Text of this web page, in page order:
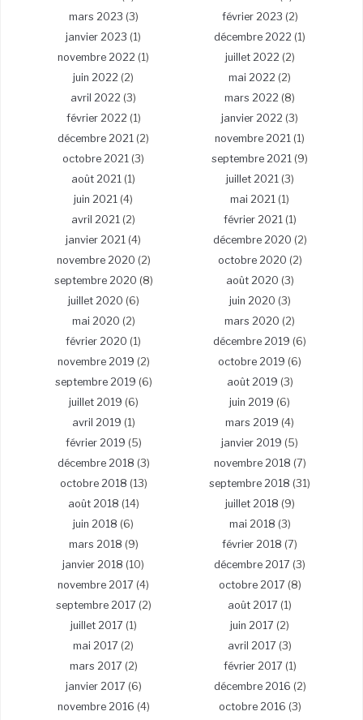
mars 2023 (3) février 2023 (2)
janvier 2023 (1) décembre 2022 (1)
novembre 2022 (1) juillet 2022 (2)
juin 2022 (2) mai 2022 (2)
avril 2022 (3) mars 2022 (8)
février 2022 (1) janvier 2022 (3)
décembre 2021 (2) novembre 2021 (1)
octobre 2021 (3) septembre 2021 (9)
août 2021 (1) juillet 2021(3)
juin 2021 (4) mai 2021 (1)
avril 2021 (2) février 2021(1)
janvier 2021 (4) décembre 2020 (2)
novembre 2020 (2) octobre 2020 (2)
septembre 2020 (8) août 2020 (3)
juillet 2020 (6) juin 2020 (3)
mai 2020 (2) mars 2020 (2)
février 2020 (1) décembre 2019 (6)
novembre 2019 (2) octobre 2019 (6)
septembre 2019 (6) août 2019 (3)
juillet 2019 (6) juin 2019 (6)
avril 2019 (1) mars 2019 (4)
février 2019 (5) janvier 2019 (5)
décembre 2018 (3) novembre 2018 (7)
octobre 2018 (13) septembre 2018 (31)
août 2018 (14) juillet 2018 (9)
juin 2018 (6) mai 2018 (3)
mars 2018 (9) février 2018 (7)
janvier 2018 (10) décembre 2017 (3)
novembre 2017 (4) octobre 2017 (8)
septembre 2017 (2) août 2017 (1)
juillet 2017 (1) juin 2017 (2)
mai 2017 (2) avril 2017 (3)
mars 2017 (2) février 2017 (1)
janvier 2017 (6) décembre 2016 (2)
novembre 2016 (4) octobre 2016 (3)